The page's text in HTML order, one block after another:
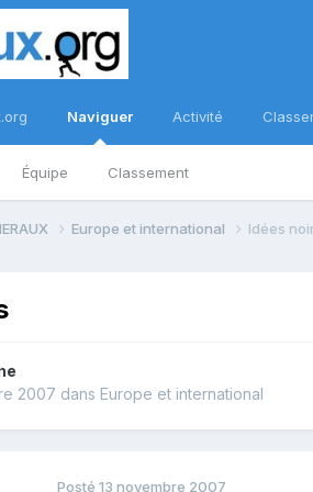
Naviguer
Équipe Classement
Activité
Europe et international Idées
2007 dans Europe et international
Posté 13 novembre 2007